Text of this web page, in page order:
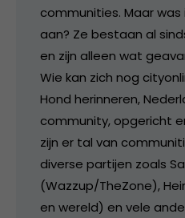
communities. Maar was
aan? Ze bestaan al
en zijn alleen wat
Wie kan zich nog
Hond herinneren,
community, opgericht
zijn er tal van
diverse partijen zoals
(Wazzup/TheZone),
en wereld) en vele